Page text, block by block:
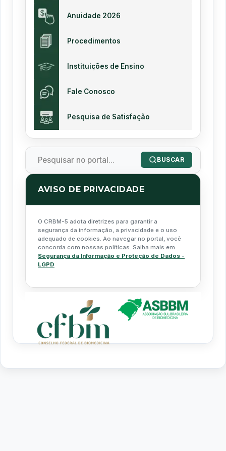
Anuidade 2026
Procedimentos
Instituições de Ensino
Fale Conosco
Pesquisa de Satisfação
BUSCAR
AVISO DE PRIVACIDADE
O CRBM-5 adota diretrizes para garantir a
segurança da informação, a privacidade e o uso
adequado de cookies. Ao navegar no portal, você
concorda com nossas políticas. Saiba mais em
Segurança da Informação e Proteção de Dados -
LGPD